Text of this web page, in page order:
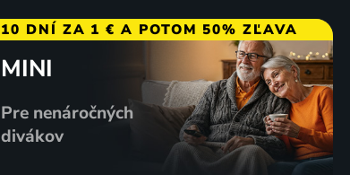
10 DNÍ ZA 1 € A POTOM 50% ZĽAVA
MINI
Pre nenáročných
divákov